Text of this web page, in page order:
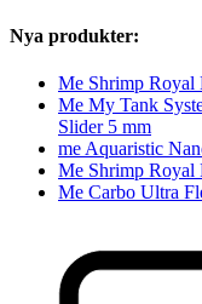
Nya produkter:
Me Shrimp Royal
Me My Tank
Slider 5 mm
me Aquaristic
Me Shrimp Royal
Me Carbo Ultra